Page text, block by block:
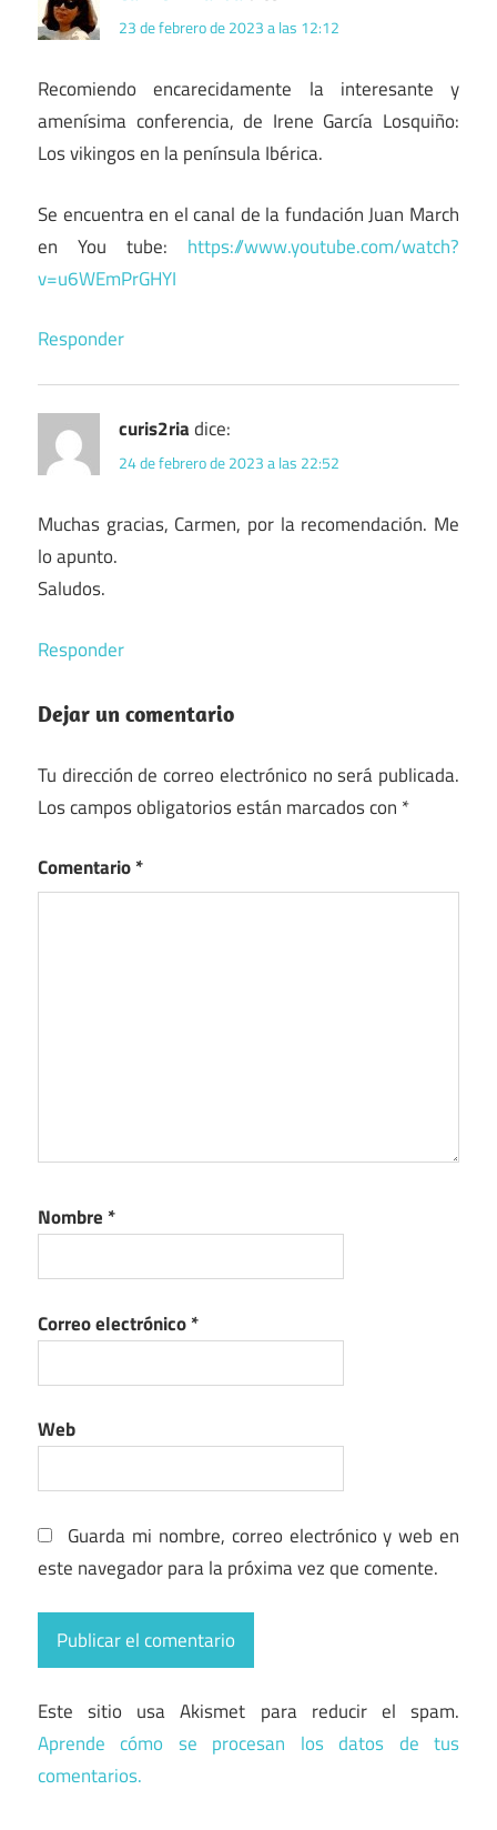
23 de febrero de 2023 a las 12:12
Recomiendo encarecidamente la interesante y
amenísima conferencia, de Irene García Losquiño:
Los vikingos en la península Ibérica.
Se encuentra en el canal de la fundación Juan March
en You tube: https://www.youtube.com/watch?
v=u6WEmPrGHYI
Responder
curis2riadice:
24 de febrero de 2023 a las 22:52
Muchas gracias, Carmen, por la recomendación. Me
lo apunto.
Saludos.
Responder
Dejar un comentario
Tu dirección de correo electrónico no será publicada.
Los campos obligatorios están marcados con *
Comentario*
Nombre *
Correo electrónico*
Web
Guarda mi nombre, correo electrónico y web en
este navegador para la próxima vez que comente.
Este sitio usa Akismet para reducir el spam.
Aprende cómo se procesan los datos de tus
comentarios.